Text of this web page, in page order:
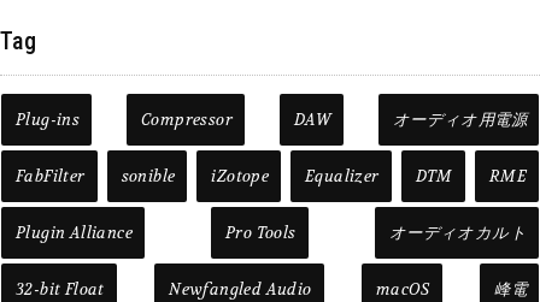
Tag
Plug-ins Compressor DAW オーディオ用電源
FabFilter sonible iZotope Equalizer DTM RME
Plugin Alliance Pro Tools オーディオカルト
32-bit Float Newfangled Audio macOS 峰電